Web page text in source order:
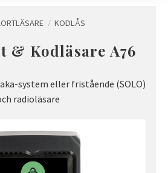
KODLÅS
& Kodläsare A76
system eller fristående (SOLO)
radioläsare